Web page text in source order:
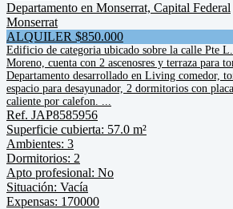
Departamento en Monserrat, Capital Federal
Monserrat
ALQUILER $850.000
Edificio de categoria ubicado sobre la calle Pte
Moreno, cuenta con 2 ascenosres y terraza para
Departamento desarrollado en Living comedor,
espacio para desayunador, 2 dormitorios con
caliente por calefon. ...
Ref. JAP8585956
Superficie cubierta: 57.0 m²
Ambientes: 3
Dormitorios: 2
Apto profesional: No
Situación: Vacía
Expensas: 170000